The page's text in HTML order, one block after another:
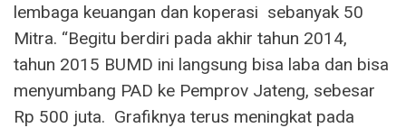
lembaga keuangan dan koperasi sebanyak 50
Mitra. “Begitu berdiri pada akhir tahun 2014,
tahun 2015 BUMD ini langsung bisa laba dan bisa
menyumbang PAD ke Pemprov Jateng, sebesar
Rp 500 juta. Grafiknya terus meningkat pada